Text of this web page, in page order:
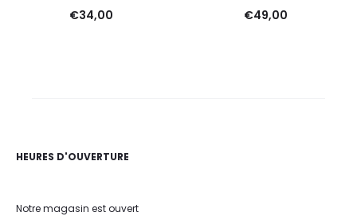
€34,00
€49,00
HEURES D'OUVERTURE
Notre magasin est ouvert